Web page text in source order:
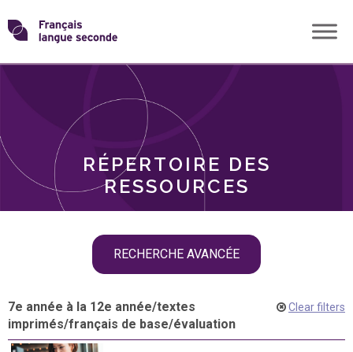
Skip
toTransformons
langue
RÉPERTOIRE DES
RESSOURCES
RECHERCHE AVANCÉE
THÈMES
7e année à la 12e année/textes
imprimés/français de base/évaluation
Clear filters